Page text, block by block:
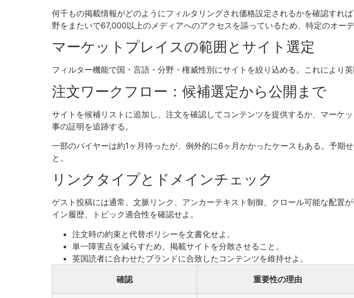
何千もの掲載情報がどのようにフィルタリングされ価格設定されるかを確認すれ
野をまたいで67,000以上のメディアへのアクセスを謳っているため、特定のオー
マーケットプレイスの範囲とサイト選定
フィルター機能で国・言語・分野・権威性別にサイトを絞り込める。これにより
注文ワークフロー：候補選定から公開まで
サイトを候補リストに追加し、注文を確認してコンテンツを提供するか、マーケ
事の証明を追跡する。
一部のバイヤーは約1ヶ月待ったが、例外的に6ヶ月かかったケースもある。予期
と。
リンクタイプとドメインチェック
ゲスト投稿には通常、文脈リンク、アンカーテキスト制御、クロール可能な配置
イン履歴、トピック適合性を確認せよ。
注文時の約束と代替ポリシーを文書化せよ。
単一障害点を減らすため、掲載サイトを分散させること。
英国読者に合わせたブランドに合致したコンテンツを維持せよ。
確認 重要性の理由